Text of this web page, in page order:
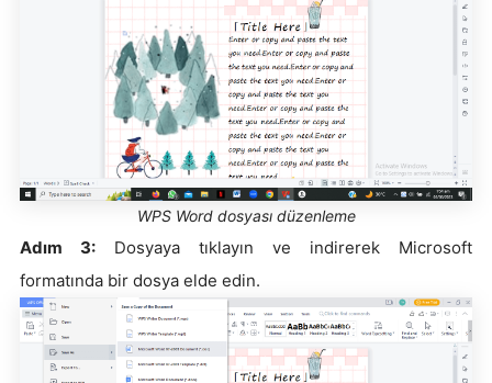
WPS Word dosyası düzenleme
Adım 3: Dosyaya tıklayın ve indirerek Microsoft
formatında bir dosya elde edin.